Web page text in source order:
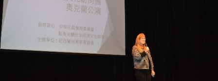
堅定走向世界 賴總統抵達史瓦帝尼王國進行國是
總統與五院院長新春茶敘 盼化分歧為團結、為
國家邁出合作第一步
總統農曆春節談話
台美貿易協議完成簽署達成6大目標、創5大歷史
性突破 總統強調將以3大面向加速臺灣經濟轉型